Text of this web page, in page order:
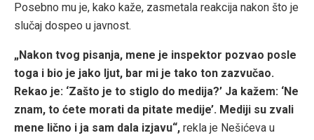
Posebno mu je, kako kaže, zasmetala reakcija nakon što je
slučaj dospeo u javnost.
„Nakon tvog pisanja, mene je inspektor pozvao posle
toga i bio je jako ljut, bar mi je tako ton zazvučao.
Rekao je: ‘Zašto je to stiglo do medija?’ Ja kažem: ‘Ne
znam, to ćete morati da pitate medije’. Mediji su zvali
mene lično i ja sam dala izjavu“, rekla je Nešićeva u